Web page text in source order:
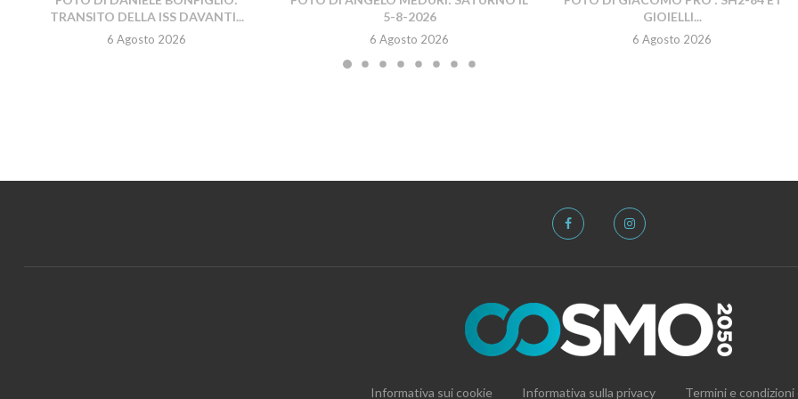
TRANSITO DELLA ISS DAVANTI...
6 Agosto 2026
5-8-2026
6 Agosto 2026
GIOIELLI...
6 Agosto 2026
Informativa sui cookie Informativa sulla privacy Termini e condizioni